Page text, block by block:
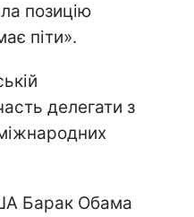
позицію
піти».
делегати з
Барак Обама